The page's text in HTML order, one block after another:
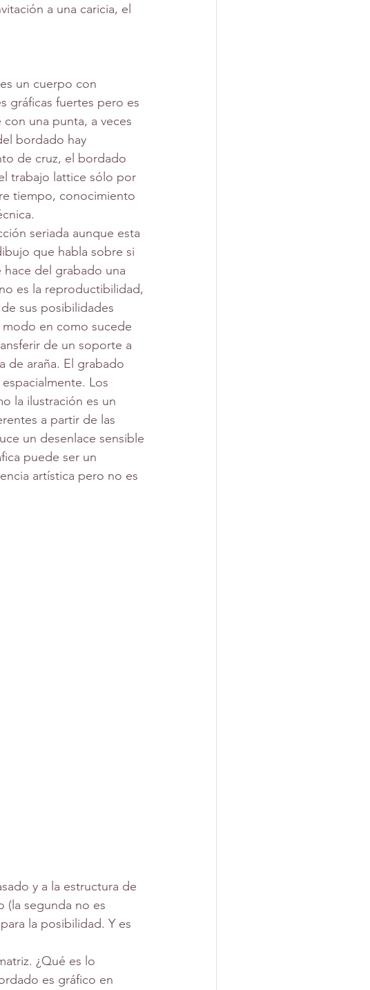
a una caricia, el
gráficas fuertes pero es
una punta, a veces
bordado hay
de cruz, el bordado
trabajo lattice sólo por
tiempo, conocimiento
que habla sobre si
del grabado una
es la reproductibilidad,
sus posibilidades
en como sucede
de un soporte a
de araña. El grabado
Los
la ilustración es un
a partir de las
un desenlace sensible
puede ser un
artística pero no es
y a la estructura de
(la segunda no es
la posibilidad. Y es
es gráfico en